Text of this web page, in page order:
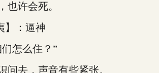
许会死。
】：逼神
怎么住？”
去，声音有些紧张。